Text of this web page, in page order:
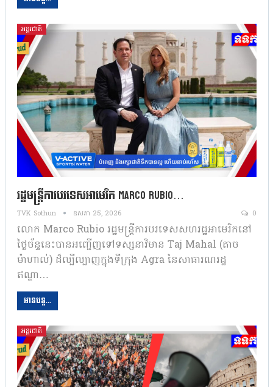
អន្តរជាតិ
រដ្ឋមន្ត្រីការបរទេសអាមេរិក Marco Rubio…
TVK Sothun ឧសភា 25, 2026 0
លោក Marco Rubio រដ្ឋមន្ត្រីការបរទេសសហរដ្ឋអាមេរិកនៅ
ថ្ងៃច័ន្ទនេះបានអញ្ជើញទៅទស្សនាវិមាន Taj Mahal (តាច
ម៉ាហាល់) ដ៏ល្បីល្បាញក្នុងទីក្រុង Agra នៃសាធារណរដ្ឋ
ឥណ្ឌា…
អានបន្ត...
អន្តរជាតិ